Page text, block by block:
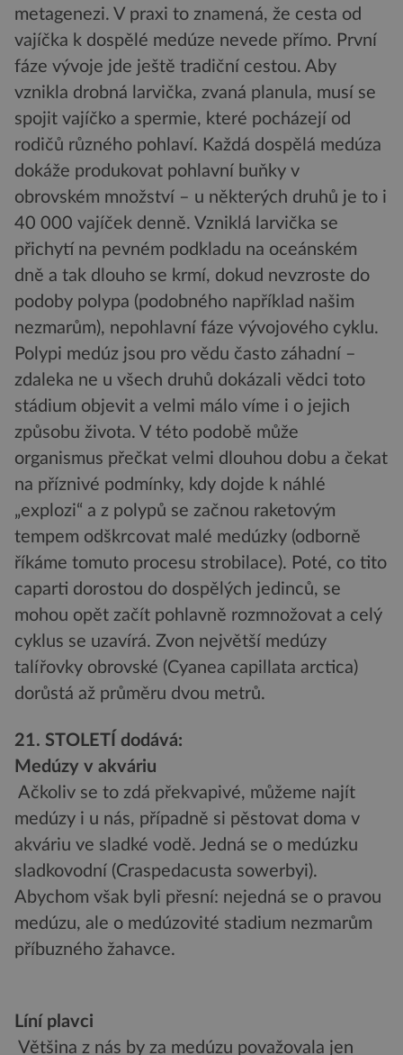
metagenezi. V praxi to znamená, že cesta od
vajíčka k dospělé medúze nevede přímo. První
fáze vývoje jde ještě tradiční cestou. Aby
vznikla drobná larvička, zvaná planula, musí se
spojit vajíčko a spermie, které pocházejí od
rodičů různého pohlaví. Každá dospělá medúza
dokáže produkovat pohlavní buňky v
obrovském množství – u některých druhů je to i
40 000 vajíček denně. Vzniklá larvička se
přichytí na pevném podkladu na oceánském
dně a tak dlouho se krmí, dokud nevzroste do
podoby polypa (podobného například našim
nezmarům), nepohlavní fáze vývojového cyklu.
Polypi medúz jsou pro vědu často záhadní –
zdaleka ne u všech druhů dokázali vědci toto
stádium objevit a velmi málo víme i o jejich
způsobu života. V této podobě může
organismus přečkat velmi dlouhou dobu a čekat
na příznivé podmínky, kdy dojde k náhlé
„explozi“ a z polypů se začnou raketovým
tempem odškrcovat malé medúzky (odborně
říkáme tomuto procesu strobilace). Poté, co tito
caparti dorostou do dospělých jedinců, se
mohou opět začít pohlavně rozmnožovat a celý
cyklus se uzavírá. Zvon největší medúzy
talířovky obrovské (Cyanea capillata arctica)
dorůstá až průměru dvou metrů.
21. STOLETÍ dodává:
Medúzy v akváriu
Ačkoliv se to zdá překvapivé, můžeme najít
medúzy i u nás, případně si pěstovat doma v
akváriu ve sladké vodě. Jedná se o medúzku
sladkovodní (Craspedacusta sowerbyi).
Abychom však byli přesní: nejedná se o pravou
medúzu, ale o medúzovité stadium nezmarům
příbuzného žahavce.
Líní plavci
Většina z nás by za medúzu považovala jen